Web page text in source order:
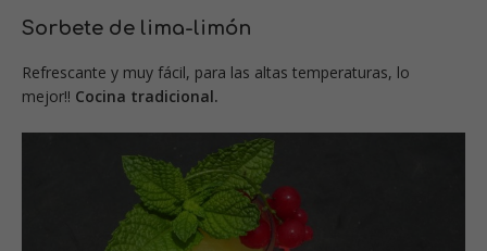
Sorbete de lima-limón
Refrescante y muy fácil, para las altas temperaturas, lo
mejor!! Cocina tradicional.